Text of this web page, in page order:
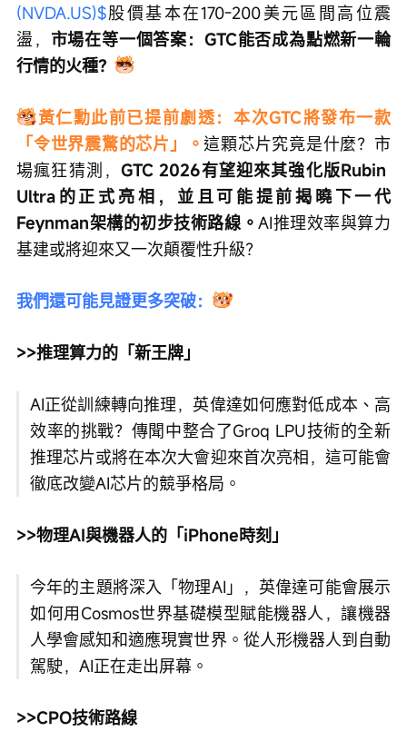
(NVDA.US)$股價基本在170-200美元區間高位震
盪， 市場在等一個答案：GTC能否成為點燃新一輪
行情的火種？
黃仁勳此前已提前劇透：本次GTC將發布一款
「令世界震驚的芯片」。這顆芯片究竟是什麼？市
場瘋狂猜測，GTC 2026有望迎來其強化版Rubin
Ultra的正式亮相，並且可能提前揭曉下一代
Feynman架構的初步技術路線。AI推理效率與算力
基建或將迎來又一次顛覆性升級？
我們還可能見證更多突破：
>>推理算力的「新王牌」
AI正從訓練轉向推理，英偉達如何應對低成本、高
效率的挑戰？傳聞中整合了Groq LPU技術的全新
推理芯片或將在本次大會迎來首次亮相，這可能會
徹底改變AI芯片的競爭格局。
>>物理AI與機器人的「iPhone時刻」
今年的主題將深入「物理AI」，英偉達可能會展示
如何用Cosmos世界基礎模型賦能機器人，讓機器
人學會感知和適應現實世界。從人形機器人到自動
駕駛，AI正在走出屏幕。
>>CPO技術路線